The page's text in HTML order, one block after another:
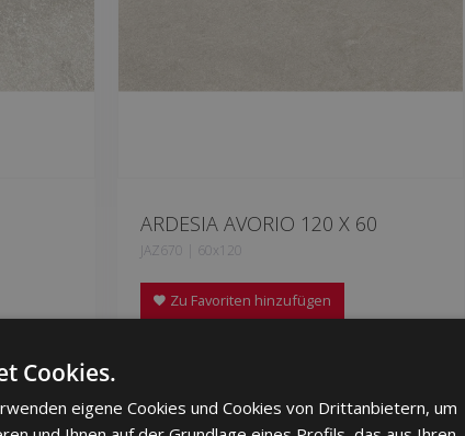
ARDESIA AVORIO 120 X 60
JAZ670 | 60x120
Zu Favoriten hinzufügen
SPANISH
Cookies.
eigene Cookies und Cookies von Drittanbietern, um